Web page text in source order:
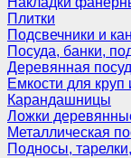
Плитки
Подсвечники и
Посуда, банки,
Деревянная
Емкости для круп
Карандашницы
Ложки
Металлическая
Подносы,